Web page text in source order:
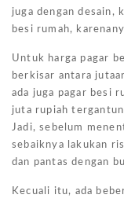
juga dengan desain,
besi rumah,
Untuk harga pagar
berkisar antara
ada juga pagar besi
juta rupiah
Jadi, sebelum
sebaiknya lakukan
dan pantas dengan
Kecuali itu, ada